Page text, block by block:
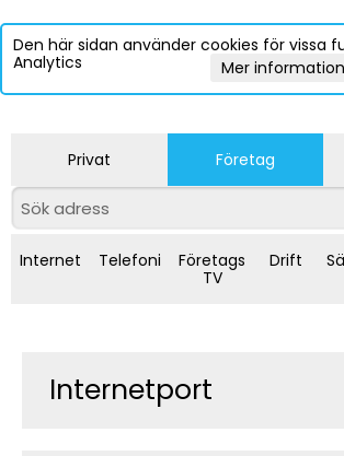
Den här sidan använder cookies för vissa
Analytics
Mer information
Privat Företag
Internet Telefoni
Företags
TV
Drift
Internetport